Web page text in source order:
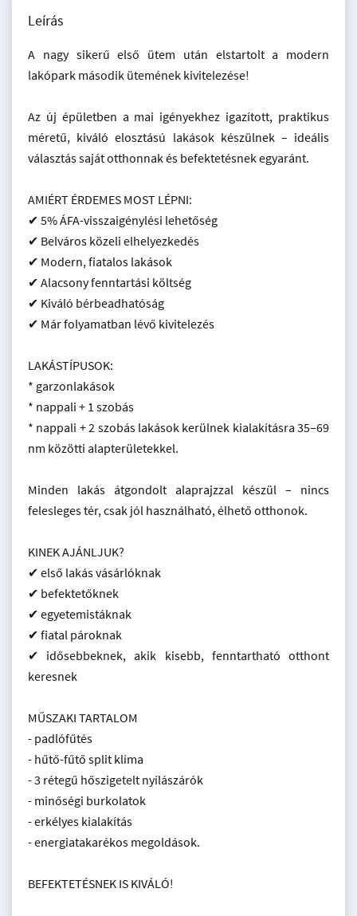
Leírás
A nagy sikerű első ütem után elstartolt a modern
lakópark második ütemének kivitelezése!
Az új épületben a mai igényekhez igazított, praktikus
méretű, kiváló elosztású lakások készülnek – ideális
választás saját otthonnak és befektetésnek egyaránt.
AMIÉRT ÉRDEMES MOST LÉPNI:
✔ 5% ÁFA-visszaigénylési lehetőség
✔ Belváros közeli elhelyezkedés
✔ Modern, fiatalos lakások
✔ Alacsony fenntartási költség
✔ Kiváló bérbeadhatóság
✔ Már folyamatban lévő kivitelezés
LAKÁSTÍPUSOK:
* garzonlakások
* nappali + 1 szobás
* nappali + 2 szobás lakások kerülnek kialakításra 35–69
nm közötti alapterületekkel.
Minden lakás átgondolt alaprajzzal készül – nincs
felesleges tér, csak jól használható, élhető otthonok.
KINEK AJÁNLJUK?
✔ első lakás vásárlóknak
✔ befektetőknek
✔ egyetemistáknak
✔ fiatal pároknak
✔ idősebbeknek, akik kisebb, fenntartható otthont
keresnek
MŰSZAKI TARTALOM
- padlófűtés
- hűtő-fűtő split klíma
- 3 rétegű hőszigetelt nyílászárók
- minőségi burkolatok
- erkélyes kialakítás
- energiatakarékos megoldások.
BEFEKTETÉSNEK IS KIVÁLÓ!